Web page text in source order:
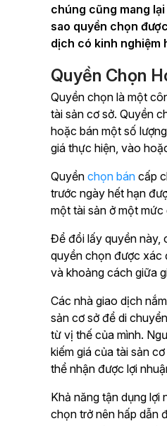
chúng cũng mang
sao quyền chọn
dịch có kinh nghiệm
Quyền Chọn
Quyền chọn là một
tài sản cơ sở. Quyền
hoặc bán một số
giá thực hiện, vào
Quyền chọn bán cấp
trước ngày hết hạn
một tài sản ở một
Để đổi lấy quyền này,
quyền chọn được xác
và khoảng cách giữa
Các nhà giao dịch
sản cơ sở để di
từ vị thế của mình.
kiếm giá của tài sản
thể nhận được lợi
Khả năng tận dụng
chọn trở nên hấp dẫn